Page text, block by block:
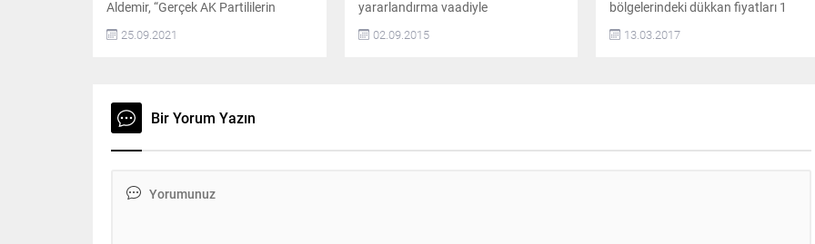
Aldemir, “Gerçek AK Partililerin
ilçemizde göreve gelene kadar ilçe
teşkilatına bir daha girmeyeceğimi
yayımladığı açıklamasında şu
ifadelere yer verdi: “Bilindiği üzere
şahsım Ak Parti Kapaklı...
25.09.2021
yararlandırma vaadiyle
gerçekleştirilen dolandırıcılık
olaylarına karşı üyelerini ve
gerektiğinin altını çizdi. KISA MESAJ
02.09.2015
bölgelerindeki dükkan fiyatları 1
Milyon TL ile 5 Milyon TL arasında
değişirken, aynı rakamlara
eden Çerkezköy’de dükkan sahibi
13.03.2017
Bir Yorum Yazın